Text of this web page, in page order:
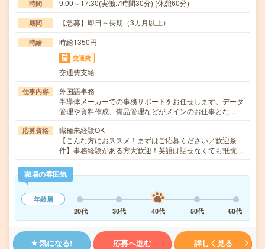
時間 9:00～17:30(実働:7時間30分) (休憩60分)
期間 【急募】即日～長期（3カ月以上）
時給 時給1350円
交通費
交通費支給
仕事内容
外国語事務
半導体メーカーでの事務サポートをお任せします。データ
管理や資料作成、備品管理などがメインのお仕事とな…
応募資格
職種未経験OK
【こんな方におススメ！まずはご応募ください／歓迎条
件】事務経験がある方大歓迎！英語は話せなくても抵抗…
職場の雰囲気
年齢層
20代
30代 40代 50代 60代
気になる! 応募へ進む 詳しく見る